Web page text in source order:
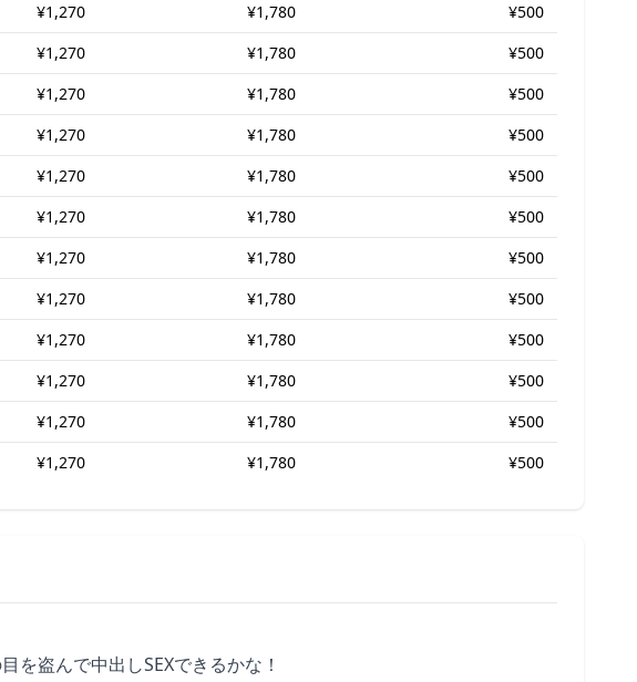
¥1,270 ¥1,780
¥500
¥1,270 ¥1,780
¥500
¥1,270 ¥1,780
¥500
¥1,270 ¥1,780
¥500
¥1,270 ¥1,780
¥500
¥1,270 ¥1,780
¥500
¥1,270 ¥1,780
¥500
¥1,270 ¥1,780
¥500
¥1,270 ¥1,780
¥500
¥1,270 ¥1,780
¥500
¥1,270 ¥1,780
¥500
¥1,270 ¥1,780 ¥500
を盗んで中出しSEXできるかな！